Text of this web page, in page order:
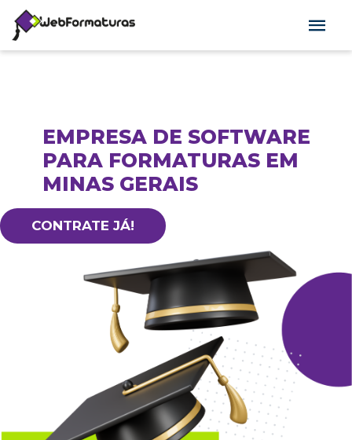
EMPRESA DE SOFTWARE
PARA FORMATURAS EM
MINAS GERAIS
CONTRATE JÁ!